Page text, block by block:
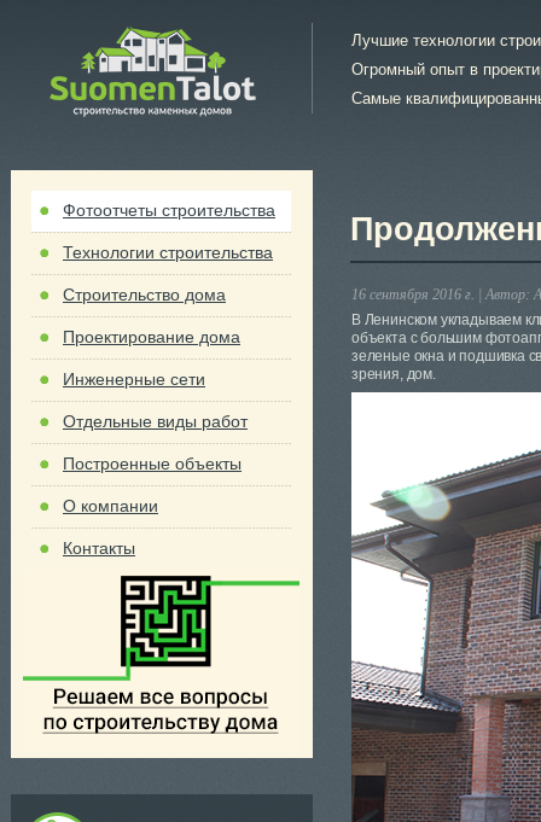
Лучшие технологии
Огромный опыт в
Самые
Фотоотчеты строительства
Технологии строительства
Строительство дома
Проектирование дома
Инженерные сети
Отдельные виды работ
Построенные объекты
О компании
Контакты
16 сентября 2016 г. | Автор:
В Ленинском укладываем
объекта с большим
зеленые окна и подшивка
зрения, дом.